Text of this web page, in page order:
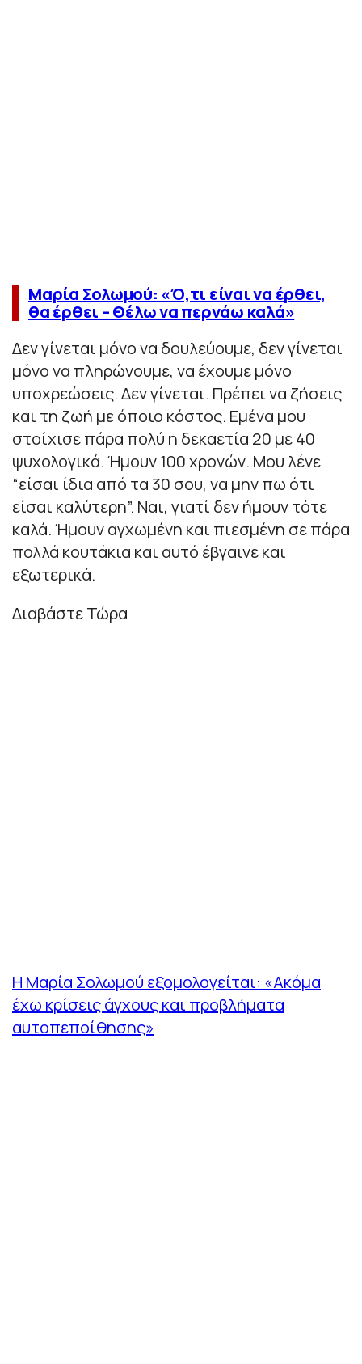
Μαρία Σολωμού: «Ό,τι είναι να έρθει,
θα έρθει – Θέλω να περνάω καλά»
Δεν γίνεται μόνο να δουλεύουμε, δεν γίνεται
μόνο να πληρώνουμε, να έχουμε μόνο
υποχρεώσεις. Δεν γίνεται. Πρέπει να ζήσεις
και τη ζωή με όποιο κόστος. Εμένα μου
στοίχισε πάρα πολύ η δεκαετία 20 με 40
ψυχολογικά. Ήμουν 100 χρονών. Μου λένε
“είσαι ίδια από τα 30 σου, να μην πω ότι
είσαι καλύτερη”. Ναι, γιατί δεν ήμουν τότε
καλά. Ήμουν αγχωμένη και πιεσμένη σε πάρα
πολλά κουτάκια και αυτό έβγαινε και
εξωτερικά.
Διαβάστε Τώρα
H Μαρία Σολωμού εξομολογείται: «Ακόμα
έχω κρίσεις άγχους και προβλήματα
αυτοπεποίθησης»